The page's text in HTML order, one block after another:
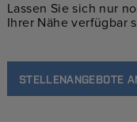
Lassen Sie sich nur
Ihrer Nähe verfügbar
STELLENANGEBOTE